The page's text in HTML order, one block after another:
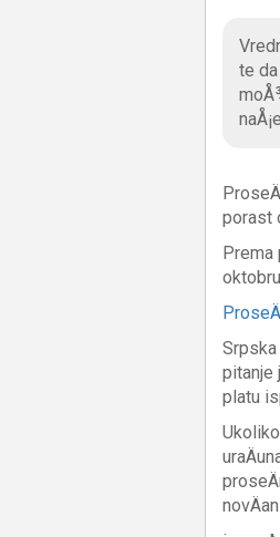
te
porast
Prema
Srpska
pitanje
platu